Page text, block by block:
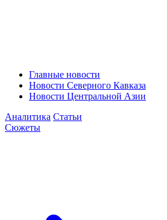
Главные новости
Новости Северного Кавказа
Новости Центральной Азии
Аналитика Статьи
Сюжеты